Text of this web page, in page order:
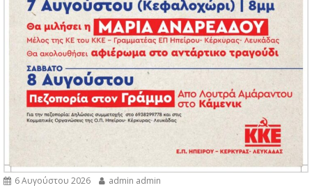
6 Αυγούστου 2026 admin admin